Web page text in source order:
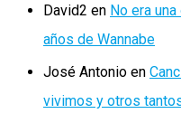
David2 en No era
años de Wannabe
José Antonio en
vivimos y otros